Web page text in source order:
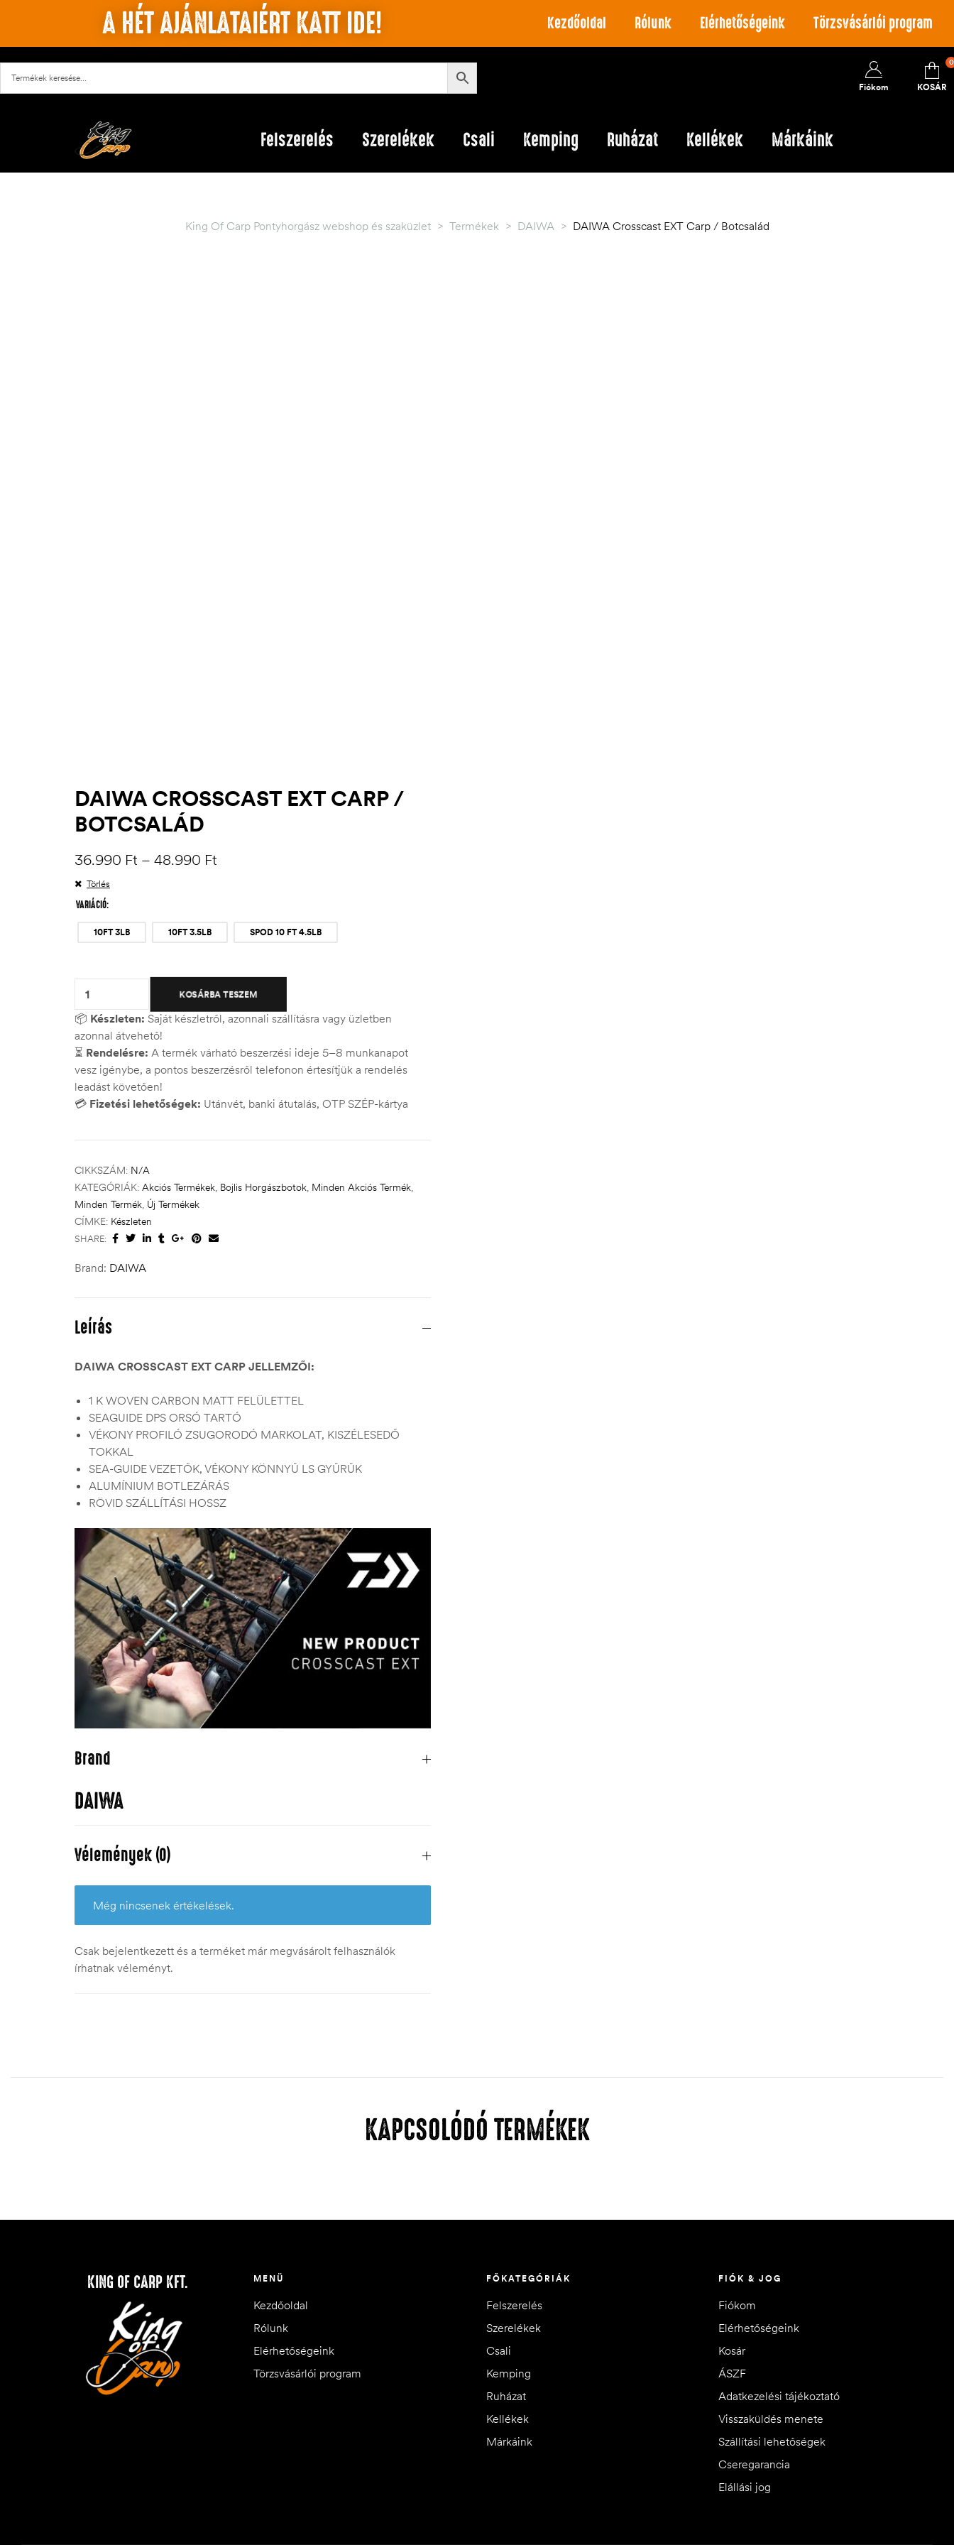
A HÉT AJÁNLATAIÉRT KATT IDE! Kezdőoldal Rólunk Elérhetőségeink Törzsvásárlói program
Fiókom KOSÁR
0
Felszerelés Szerelékek Csali Kemping Ruházat Kellékek Márkáink
King Of Carp Pontyhorgász webshop és szaküzlet > Termékek > DAIWA > DAIWA Crosscast EXT Carp / Botcsalád
DAIWA CROSSCAST EXT CARP /
BOTCSALÁD
36.990 Ft – 48.990 Ft
VARIÁCIÓ
10FT 3LB 10FT 3.5LB SPOD 10 FT 4.5LB
Törlés
KOSÁRBA TESZEM
📦 Készleten: Saját készletről, azonnali szállításra vagy üzletben
azonnal átvehető!
⏳ Rendelésre: A termék várható beszerzési ideje 5–8 munkanapot
vesz igénybe, a pontos beszerzésről telefonon értesítjük a rendelés
leadást követően!
💳 Fizetési lehetőségek: Utánvét, banki átutalás, OTP SZÉP-kártya
CIKKSZÁM: N/A
KATEGÓRIÁK: Akciós Termékek, Bojlis Horgászbotok, Minden Akciós Termék,
Minden Termék, Új Termékek
CÍMKE: Készleten
SHARE:
Brand: DAIWA
Leírás
DAIWA CROSSCAST EXT CARP JELLEMZŐI:
1 K WOVEN CARBON MATT FELÜLETTEL
SEAGUIDE DPS ORSÓ TARTÓ
VÉKONY PROFILÓ ZSUGORODÓ MARKOLAT, KISZÉLESEDŐ
TOKKAL
SEA-GUIDE VEZETŐK, VÉKONY KÖNNYŰ LS GYŰRŰK
ALUMÍNIUM BOTLEZÁRÁS
RÖVID SZÁLLÍTÁSI HOSSZ
Brand
DAIWA
Vélemények (0)
Még nincsenek értékelések.
Csak bejelentkezett és a terméket már megvásárolt felhasználók
írhatnak véleményt.
KAPCSOLÓDÓ TERMÉKEK
KING OF CARP KFT. MENÜ
Kezdőoldal
Rólunk
Elérhetőségeink
Törzsvásárlói program
FŐKATEGÓRIÁK
Felszerelés
Szerelékek
Csali
Kemping
Ruházat
Kellékek
Márkáink
FIÓK & JOG
Fiókom
Elérhetőségeink
Kosár
ÁSZF
Adatkezelési tájékoztató
Visszaküldés menete
Szállítási lehetőségek
Cseregarancia
Elállási jog